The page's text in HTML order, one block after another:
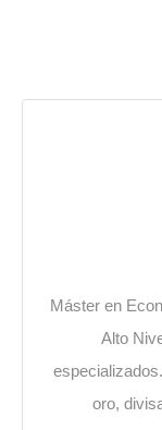
Máster en
Alto
oro,